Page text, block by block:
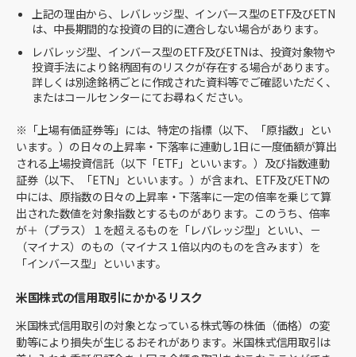
上記の理由から、レバレッジ型、インバース型のETF及びETN
は、中長期間的な投資の目的に適合しない場合があります。
レバレッジ型、インバース型のETF及びETNは、投資対象物や
投資手法により銘柄固有のリスクが存在する場合があります。
詳しくは別途銘柄ごとに作成された資料等でご確認いただく、
またはコールセンターにてお尋ねください。
※「上場有価証券等」には、特定の指標（以下、「原指数」とい
います。）の日々の上昇率・下落率に連動し1日に一度価額が算出
される上場投資信託（以下「ETF」といいます。）及び指数連動
証券（以下、「ETN」といいます。）が含まれ、ETF及びETNの
中には、原指数の日々の上昇率・下落率に一定の倍率を乗じて算
出された数値を対象指数とするものがあります。このうち、倍率
が＋（プラス）１を超えるものを「レバレッジ型」といい、－
（マイナス）のもの（マイナス１倍以内のものを含みます）を
「インバース型」といいます。
米国株式の信用取引にかかるリスク
米国株式信用取引の対象となっている株式等の株価（価格）の変
動等により損失が生じるおそれがあります。米国株式信用取引は